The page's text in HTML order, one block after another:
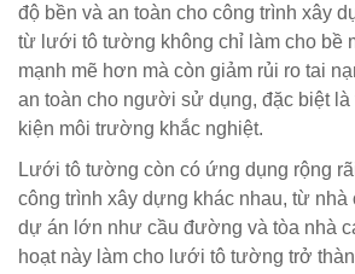
độ bền và an toàn cho công trình xây
từ lưới tô tường không chỉ làm cho bề
mạnh mẽ hơn mà còn giảm rủi ro tai
an toàn cho người sử dụng, đặc biệt
kiện môi trường khắc nghiệt.
Lưới tô tường còn có ứng dụng rộng
công trình xây dựng khác nhau, từ nhà
dự án lớn như cầu đường và tòa nhà
hoạt này làm cho lưới tô tường trở